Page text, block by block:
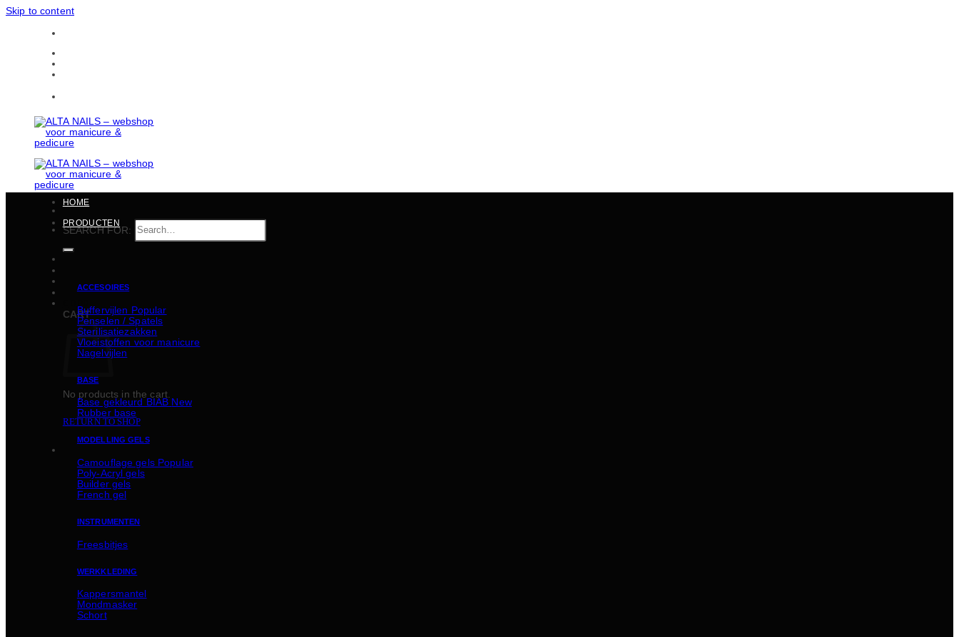
Skip to content
SEARCH FOR:
CART
No products in the cart.
RETURN TO SHOP
HOME
PRODUCTEN
ACCESOIRES
Buffervijlen
Penselen / Spatels
Sterilisatiezakken
Vloeistoffen voor manicure
Nagelvijlen
BASE
Basе gekleurd BIAB
Rubber basе
MODELLING GELS
Camouflage gels
Poly-Acryl gels
Builder gels
French gel
INSTRUMENTEN
Freesbitjes
WERKKLEDING
Kappersmantel
Mondmasker
Schort